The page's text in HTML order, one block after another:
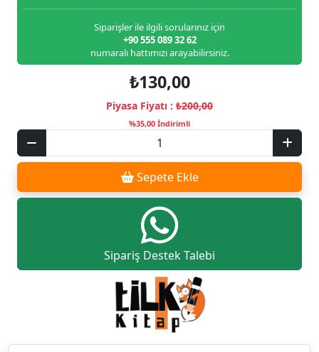
Siparişler ile ilgili sorularınız için
+90 555 089 32 62
numaralı hattımızı arayabilirsiniz.
₺130,00
Piyasa Fiyatı : ₺200,00
%35,00 İndirimli
Sepete Ekle
Sipariş Destek Talebi